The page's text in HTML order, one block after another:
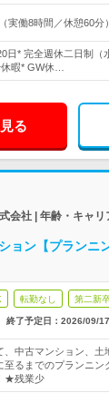
実働8時間／休憩60
日* 完全週休二日制（
暇* GW休…
る
会社 | 年齢・キャ
ョン【プランニ
転勤なし 第二新
終了予定日： 2026/09/17
中古マンション、土
至るまでのプランニ
★残業少